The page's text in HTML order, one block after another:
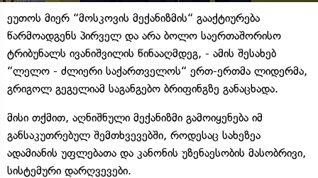
ეუთოს მიერ “მოსკოვის მექანიზმის“ გააქტიურება
წარმოადგენს პირველ და არა ბოლო საერთაშორისო
ტრიბუნალს ივანიშვილის წინააღმდეგ, - ამის შესახებ
“ლელო - ძლიერი საქართველოს“ ერთ-ერთმა ლიდერმა,
გრიგოლ გეგელიამ საგანგებო ბრიფინგზე განაცხადა.
მისი თქმით, აღნიშნული მექანიზმი გამოიყენება იმ
განსაკუთრებულ შემთხვევებში, როდესაც სახეზეა
ადამიანის უფლებათა და კანონის უზენაესობის მასობრივი,
სისტემური დარღვევები.